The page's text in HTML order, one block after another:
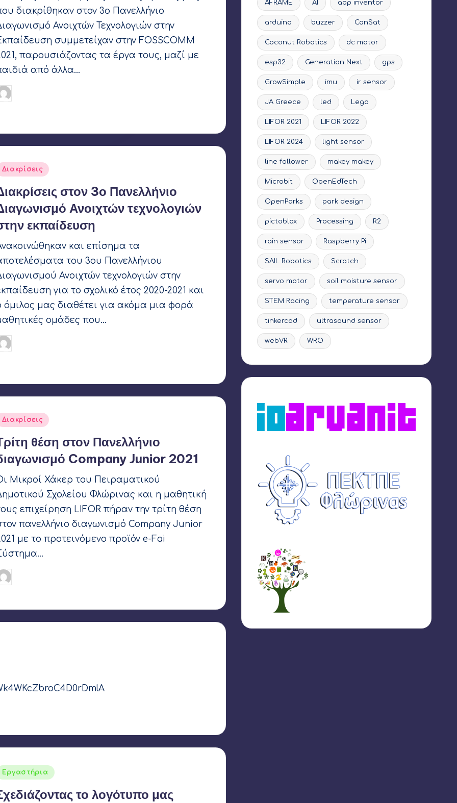
διακρίθηκαν στον 3ο Πανελλήνιο
Ανοιχτών Τεχνολογιών στην
συμμετείχαν στην FOSSCOMM
παρουσιάζοντας τα έργα τους, μαζί με
από άλλα…
Ετικέτες:
Διακρίσεις
στον 3ο Πανελλήνιο
Ανοιχτών τεχνολογιών
εκπαίδευση
και επίσημα τα
του 3ου Πανελλήνιου
Ανοιχτών τεχνολογιών στην
για το σχολικό έτος 2020-2021 και
όμιλος μας διαθέτει για ακόμα μια φορά
ομάδες που…
Ετικέτες:
Διακρίσεις
θέση στον Πανελλήνιο
Company Junior 2021
Μικροί Χάκερ του Πειραματικού
Σχολείου Φλώρινας και η μαθητική
επιχείρηση LIFOR πήραν την τρίτη θέση
πανελλήνιο διαγωνισμό Company Junior
με το προτεινόμενο προϊόν e-Fai
Ετικέτες:
Εργαστήρια
το λογότυπο μας
AFRAME AI app inventor
arduino buzzer CanSat
Coconut Robotics dc motor
esp32 Generation Next gps
GrowSimple imu ir sensor
JA Greece led Lego
LIFOR 2021 LIFOR 2022
LIFOR 2024 light sensor
line follower makey makey
Microbit OpenEdTech
OpenParks park design
pictoblox Processing R2
rain sensor Raspberry Pi
SAIL Robotics Scratch
servo motor soil moisture sensor
STEM Racing temperature sensor
tinkercad ultrasound sensor
webVR WRO